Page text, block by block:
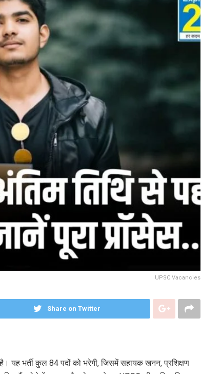
UPSC Vacancies
Share on Twitter
यह भर्ती कुल 84 पदों को भरेगी, जिसमें सहायक खनन, प्रशिक्षण